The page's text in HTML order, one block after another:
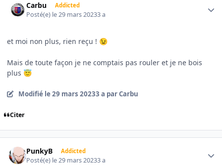
Carbu Addicted
Posté(e) le 29 mars 20233 a
et moi non plus, rien reçu ! 😉
Mais de toute façon je ne comptais pas rouler et je ne bois
plus 😇
Modifié le 29 mars 20233 a par Carbu
Citer
PunkyB Addicted
Posté(e) le 29 mars 20233 a